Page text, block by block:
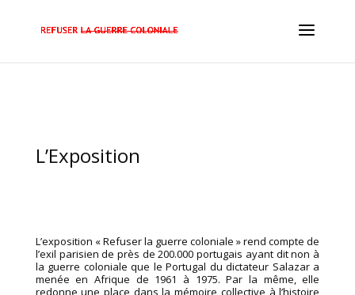
L’Exposition
L’exposition « Refuser la guerre coloniale » rend compte de
l’exil parisien de près de 200.000 portugais ayant dit non à
la guerre coloniale que le Portugal du dictateur Salazar a
menée en Afrique de 1961 à 1975. Par la même, elle
redonne une place dans la mémoire collective à l’histoire